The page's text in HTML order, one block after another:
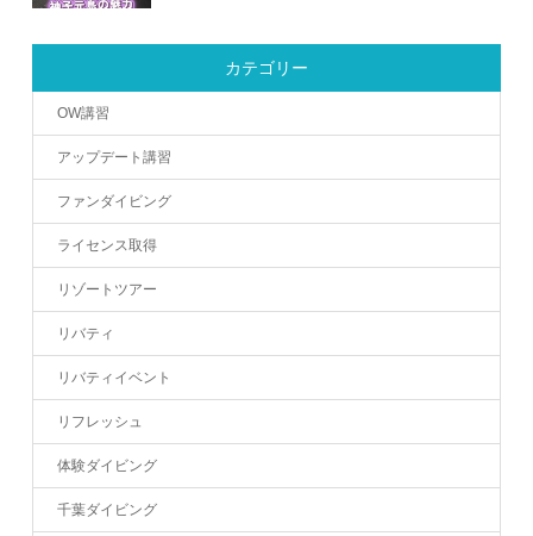
カテゴリー
OW講習
アップデート講習
ファンダイビング
ライセンス取得
リゾートツアー
リバティ
リバティイベント
リフレッシュ
体験ダイビング
千葉ダイビング